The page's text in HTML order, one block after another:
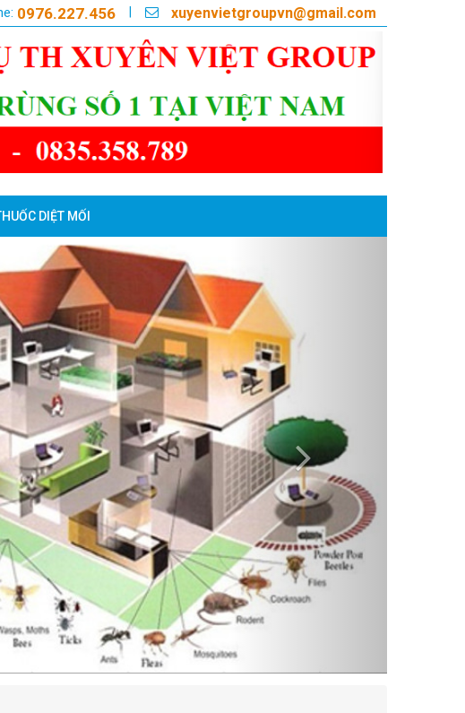
0976.227.456 xuyenvietgroupvn@gmail.com
DIỆT MỐI